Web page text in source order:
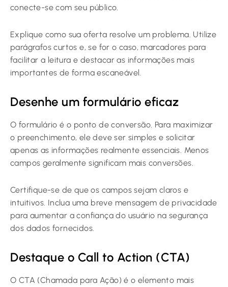
conecte-se com seu público.
Explique como sua oferta resolve um problema. Utilize
parágrafos curtos e, se for o caso, marcadores para
facilitar a leitura e destacar as informações mais
importantes de forma escaneável.
Desenhe um formulário eficaz
O formulário é o ponto de conversão. Para maximizar
o preenchimento, ele deve ser simples e solicitar
apenas as informações realmente essenciais. Menos
campos geralmente significam mais conversões.
Certifique-se de que os campos sejam claros e
intuitivos. Inclua uma breve mensagem de privacidade
para aumentar a confiança do usuário na segurança
dos dados fornecidos.
Destaque o Call to Action (CTA)
O CTA (Chamada para Ação) é o elemento mais